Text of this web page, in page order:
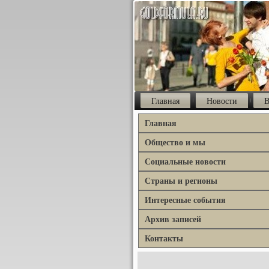
Главная Новости
Главная
Общество и мы
Социальные новости
Страны и регионы
Интересные события
Архив записей
Контакты